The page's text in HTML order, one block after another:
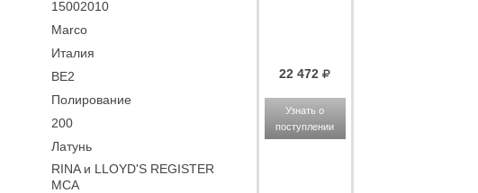
15002010
Marco
Италия
BE2
Полирование
200
Латунь
RINA и LLOYD'S REGISTER
MCA
22 472
Узнать о
поступлении